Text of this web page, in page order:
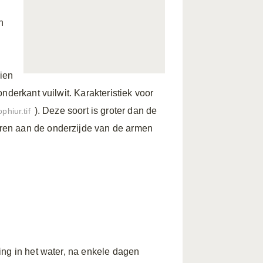
vuilwit. Karakteristiek voor
). Deze soort is groter dan de
aan de onderzijde van de armen
in het water, na enkele dagen